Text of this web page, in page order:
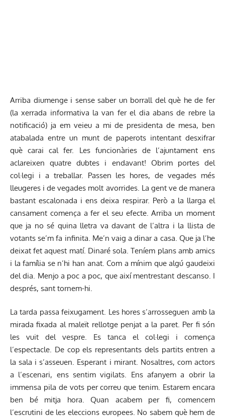
Arriba diumenge i sense saber un borrall del què he de fer
(la xerrada informativa la van fer el dia abans de rebre la
notificació) ja em veieu a mi de presidenta de mesa, ben
atabalada entre un munt de paperots intentant desxifrar
què carai cal fer. Les funcionàries de l’ajuntament ens
aclareixen quatre dubtes i endavant! Obrim portes del
col·legi i a treballar. Passen les hores, de vegades més
lleugeres i de vegades molt avorrides. La gent ve de manera
bastant escalonada i ens deixa respirar. Però a la llarga el
cansament comença a fer el seu efecte. Arriba un moment
que ja no sé quina lletra va davant de l’altra i la llista de
votants se’m fa infinita. Me’n vaig a dinar a casa. Que ja l’he
deixat fet aquest matí. Dinaré sola. Teníem plans amb amics
i la família se n’hi han anat. Com a mínim que algú gaudeixi
del dia. Menjo a poc a poc, que així mentrestant descanso. I
després, sant tornem-hi.
La tarda passa feixugament. Les hores s’arrosseguen amb la
mirada fixada al maleït rellotge penjat a la paret. Per fi són
les vuit del vespre. Es tanca el col·legi i comença
l’espectacle. De cop els representants dels partits entren a
la sala i s’asseuen. Esperant i mirant. Nosaltres, com actors
a l’escenari, ens sentim vigilats. Ens afanyem a obrir la
immensa pila de vots per correu que tenim. Estarem encara
ben bé mitja hora. Quan acabem per fi, comencem
l’escrutini de les eleccions europees. No sabem què hem de